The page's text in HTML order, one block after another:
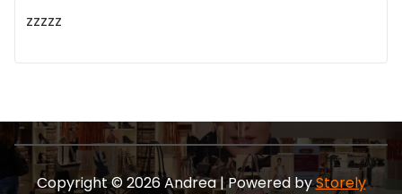
zzzzz
Copyright © 2026 Andrea | Powered byStorely